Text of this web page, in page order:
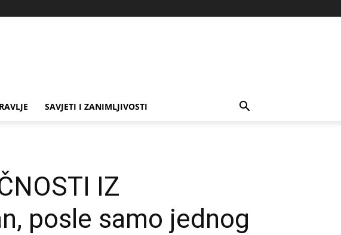
SAVJETI I ZANIMLJIVOSTI
IZ
posle samo jednog